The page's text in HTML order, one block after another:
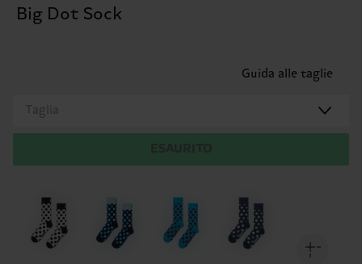
Big Dot Sock
Guida alle taglie
Taglia